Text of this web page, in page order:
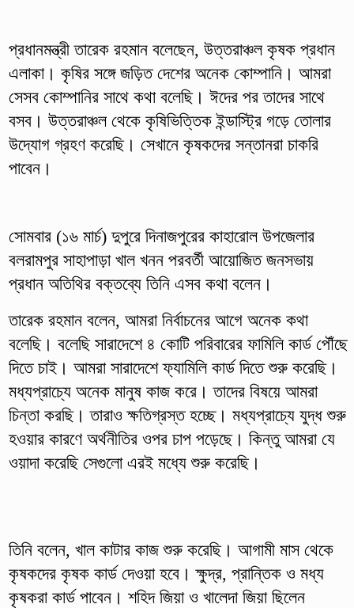
প্রধানমন্ত্রী তারেক রহমান বলেছেন, উত্তরাঞ্চল কৃষক প্রধান
এলাকা। কৃষির সঙ্গে জড়িত দেশের অনেক কোম্পানি। আমরা
সেসব কোম্পানির সাথে কথা বলেছি। ঈদের পর তাদের সাথে
বসব। উত্তরাঞ্চল থেকে কৃষিভিত্তিক ইন্ডাস্ট্রি গড়ে তোলার
উদ্যোগ গ্রহণ করেছি। সেখানে কৃষকদের সন্তানরা চাকরি
পাবেন।
সোমবার (১৬ মার্চ) দুপুরে দিনাজপুরের কাহারোল উপজেলার
বলরামপুর সাহাপাড়া খাল খনন পরবর্তী আয়োজিত জনসভায়
প্রধান অতিথির বক্তব্যে তিনি এসব কথা বলেন।
তারেক রহমান বলেন, আমরা নির্বাচনের আগে অনেক কথা
বলেছি। বলেছি সারাদেশে ৪ কোটি পরিবারের ফামিলি কার্ড পৌঁছে
দিতে চাই। আমরা সারাদেশে ফ্যামিলি কার্ড দিতে শুরু করেছি।
মধ্যপ্রাচ্যে অনেক মানুষ কাজ করে। তাদের বিষয়ে আমরা
চিন্তা করছি। তারাও ক্ষতিগ্রস্ত হচ্ছে। মধ্যপ্রাচ্যে যুদ্ধ শুরু
হওয়ার কারণে অর্থনীতির ওপর চাপ পড়েছে। কিন্তু আমরা যে
ওয়াদা করেছি সেগুলো এরই মধ্যে শুরু করেছি।
তিনি বলেন, খাল কাটার কাজ শুরু করেছি। আগামী মাস থেকে
কৃষকদের কৃষক কার্ড দেওয়া হবে। ক্ষুদ্র, প্রান্তিক ও মধ্য
কৃষকরা কার্ড পাবেন। শহিদ জিয়া ও খালেদা জিয়া ছিলেন